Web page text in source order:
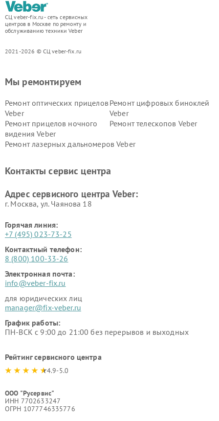
СЦ veber-fix.ru - сеть сервисных
центров в Москве по ремонту и
обслуживанию техники Veber
2021-2026 © СЦ veber-fix.ru
Мы ремонтируем
Ремонт оптических прицелов
Veber
Ремонт цифровых биноклей
Veber
Ремонт прицелов ночного
видения Veber
Ремонт телескопов Veber
Ремонт лазерных дальномеров Veber
Контакты сервис центра
Адрес сервисного центра Veber:
г. Москва, ул. Чаянова 18
Горячая линия:
+7 (495) 023-73-25
Контактный телефон:
8 (800) 100-33-26
Электронная почта:
info@veber-fix.ru
для юридических лиц
manager@fix-veber.ru
График работы:
ПН-ВСК с 9:00 до 21:00 без перерывов и выходных
Рейтинг сервисного центра
4.9-5.0
ООО "Русервис"
ИНН 7702633247
ОГРН 1077746335776